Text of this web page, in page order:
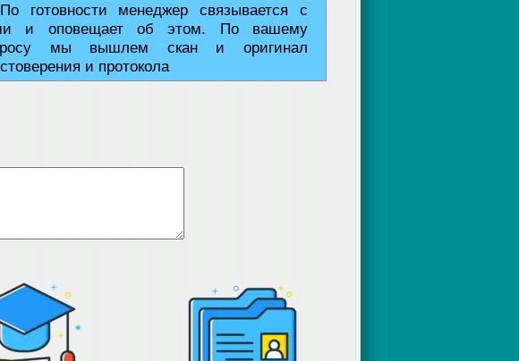
готовности менеджер связывается с
и оповещает об этом. По вашему
мы вышлем скан и оригинал
и протокола